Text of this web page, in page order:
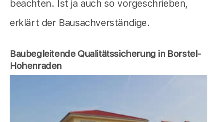
beachten. Ist ja auch so vorgeschrieben,
erklärt der Bausachverständige.
Baubegleitende Qualitätssicherung in Borstel-
Hohenraden